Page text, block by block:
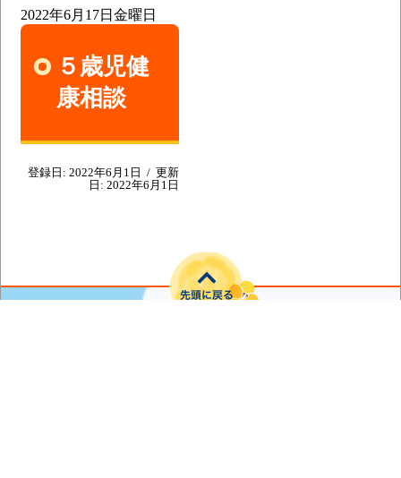
2022年6月17日金曜日
５歳児健
康相談
登録日: 2022年6月1日 / 更新
日: 2022年6月1日